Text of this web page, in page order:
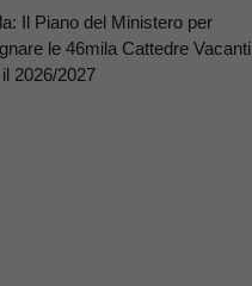
Il Piano del Ministero per
le 46mila Cattedre Vacanti
2026/2027